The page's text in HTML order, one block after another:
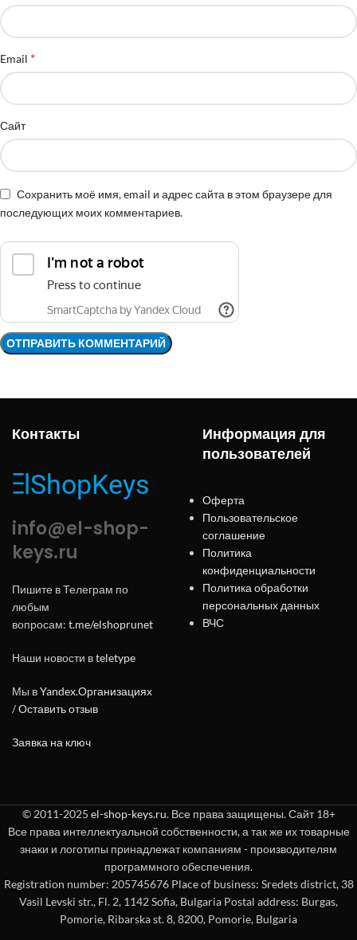
Email *
Сайт
Сохранить моё имя, email и адрес сайта в этом браузере для
последующих моих комментариев.
Контакты
info@el-shop-
keys.ru
Пишите в Телеграм по
любым
вопросам: t.me/elshoprunet
Наши новости вteletype
Мы вYandex.Организациях
/Оставить отзыв
Заявка на ключ
Информация для
пользователей
Оферта
Пользовательское
соглашение
Политика
конфиденциальности
Политика обработки
персональных данных
ВЧС
© 2011-2025 el-shop-keys.ru. Все права защищены. Сайт 18+
Все права интеллектуальной собственности, а так же их товарные
знаки и логотипы принадлежат компаниям - производителям
программного обеспечения.
Registration number: 205745676 Place of business: Sredets district, 38
Vasil Levski str., Fl. 2, 1142 Sofia, Bulgaria Postal address: Burgas,
Pomorie, Ribarska st. 8, 8200, Pomorie, Bulgaria